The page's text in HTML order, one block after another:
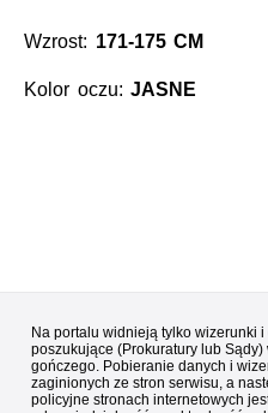
Wzrost: 171-175 CM
Kolor oczu:JASNE
Na portalu widnieją tylko wizerunki
poszukujące (Prokuratury lub
gończego. Pobieranie danych i
zaginionych ze stron serwisu, a
policyjne stronach internetowych